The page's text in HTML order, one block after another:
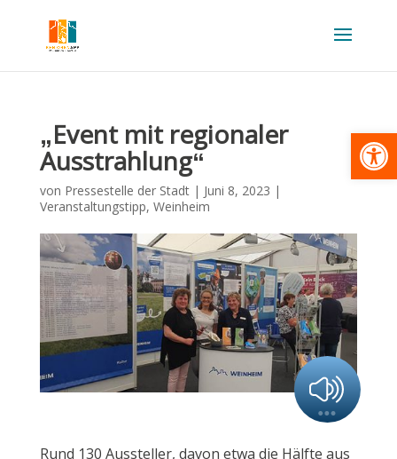
„Event mit regionaler
Ausstrahlung“
von Pressestelle der Stadt| Juni 8, 2023 |
Veranstaltungstipp, Weinheim
Rund 130 Aussteller, davon etwa die Hälfte aus